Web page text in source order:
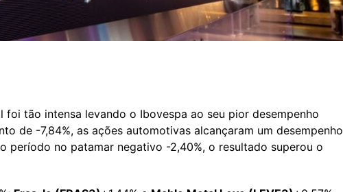
foi tão intensa levando o Ibovespa ao seu pior desempenho
de -7,84%, as ações automotivas alcançaram um desempenho
período no patamar negativo -2,40%, o resultado superou o